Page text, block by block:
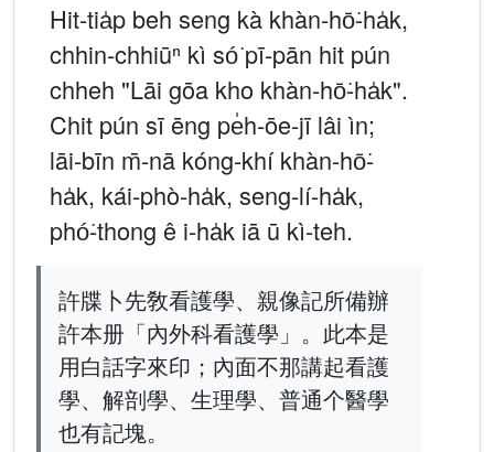
Hit-tia̍p beh seng kà khàn-hō͘-ha̍k,
chhin-chhiūⁿ kì só͘ pī-pān hit pún
chheh "Lāi gōa kho khàn-hō͘-ha̍k".
Chit pún sī ēng pe̍h-ōe-jī lâi ìn;
lāi-bīn m̄-nā kóng-khí khàn-hō͘-
ha̍k, kái-phò-ha̍k, seng-lí-ha̍k,
phó͘-thong ê i-ha̍k iā ū kì-teh.
許牒卜先敎看護學、親像記所備辦
許本册「內外科看護學」。此本是
用白話字來印；內面不那講起看護
學、解剖學、生理學、普通个醫學
也有記塊。